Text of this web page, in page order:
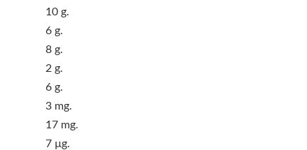
10 g.
6 g.
8 g.
2 g.
6 g.
3 mg.
17 mg.
7 µg.